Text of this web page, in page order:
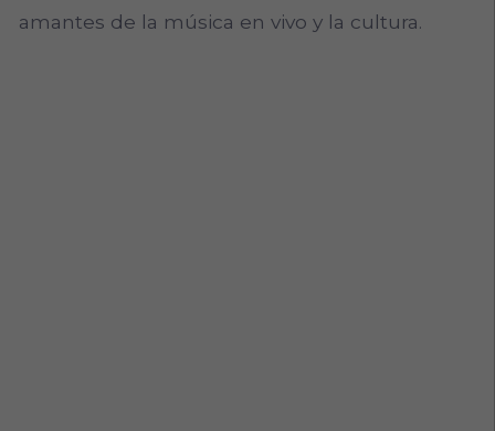
amantes de la música en vivo y la cultura.